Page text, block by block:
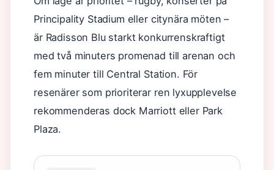
Principality Stadium eller citynära möten –
är Radisson Blu starkt konkurrenskraftigt
med två minuters promenad till arenan och
fem minuter till Central Station. För
resenärer som prioriterar ren lyxupplevelse
rekommenderas dock Marriott eller Park
Plaza.